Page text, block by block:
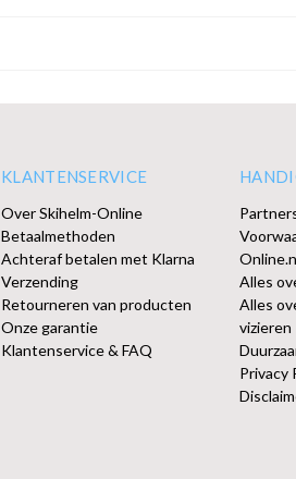
KLANTENSERVICE
Over Skihelm-Online
Betaalmethoden
Achteraf betalen met Klarna
Verzending
Retourneren van producten
Onze garantie
Klantenservice & FAQ
Alles
Alles
vizieren
Privacy